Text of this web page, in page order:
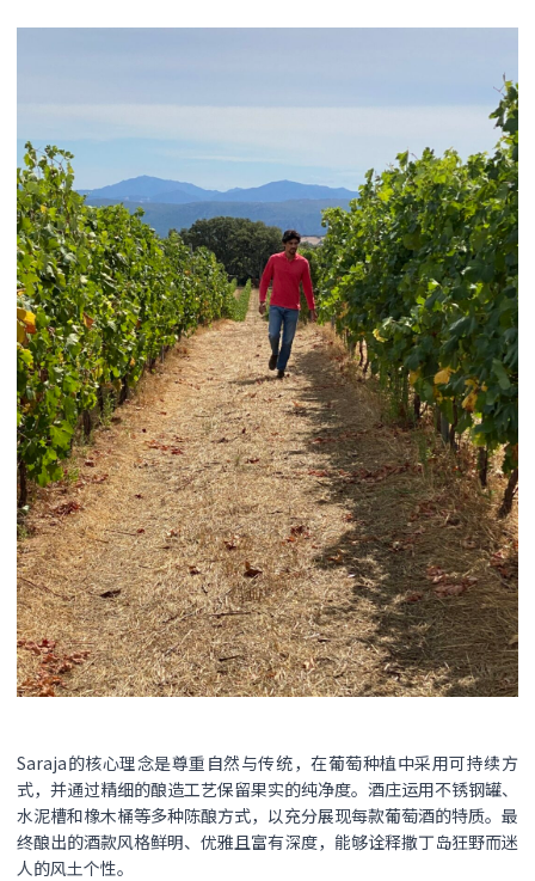
Saraja的核心理念是尊重自然与传统，在葡萄种植中采用可持续方
式，并通过精细的酿造工艺保留果实的纯净度。酒庄运用不锈钢罐、
水泥槽和橡木桶等多种陈酿方式，以充分展现每款葡萄酒的特质。最
终酿出的酒款风格鲜明、优雅且富有深度，能够诠释撒丁岛狂野而迷
人的风土个性。